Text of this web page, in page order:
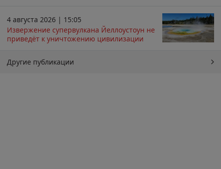
4 августа 2026 | 15:05
Извержение супервулкана Йеллоустоун не
приведёт к уничтожению цивилизации
Другие публикации